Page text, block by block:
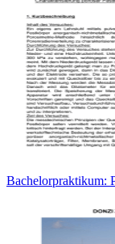
Bachelorpraktikum: